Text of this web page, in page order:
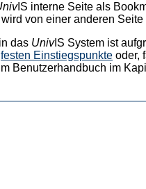
IS interne Seite als
von einer anderen
das UnivIS System ist
festen Einstiegspunkte oder,
Benutzerhandbuch im